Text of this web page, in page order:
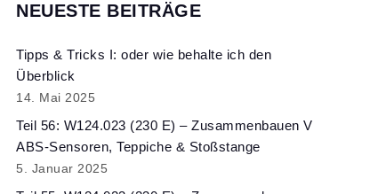
NEUESTE BEITRÄGE
Tipps & Tricks I: oder wie behalte ich den
Überblick
14. Mai 2025
Teil 56: W124.023 (230 E) – Zusammenbauen V
ABS-Sensoren, Teppiche & Stoßstange
5. Januar 2025